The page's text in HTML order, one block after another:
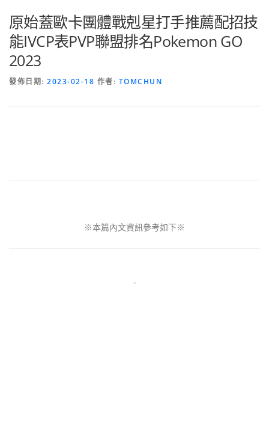
原始蓋歐卡團體戰剋星打手推薦配招技
能IVCP表PVP聯盟排名Pokemon GO
2023
發佈日期: 2023-02-18 作者: TOMCHUN
※本篇內文資訊參考如下※
-